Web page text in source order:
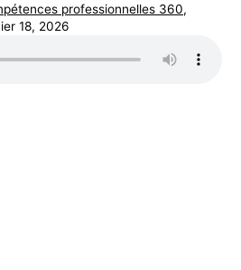
professionnelles 360,
18, 2026